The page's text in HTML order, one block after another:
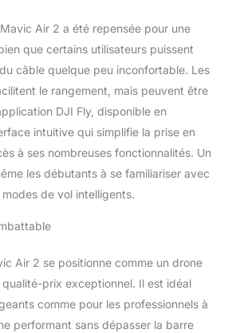
Air 2 a été repensée pour une
que certains utilisateurs puissent
câble quelque peu inconfortable. Les
le rangement, mais peuvent être
DJI Fly, disponible en
intuitive qui simplifie la prise en
à ses nombreuses fonctionnalités. Un
les débutants à se familiariser avec
de vol intelligents.
Air 2 se positionne comme un drone
prix exceptionnel. Il est idéal
comme pour les professionnels à
performant sans dépasser la barre